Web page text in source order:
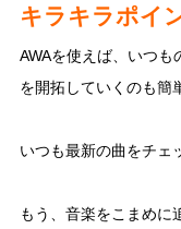
キラキラポイ
AWAを使えば、いつ
を開拓していくのも簡
いつも最新の曲をチェ
もう、音楽をこまめに